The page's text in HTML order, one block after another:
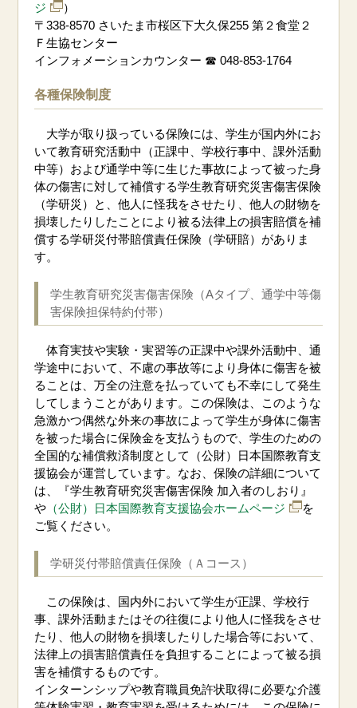
ジ
）
〒338-8570 さいたま市桜区下大久保255 第２食堂２
Ｆ生協センター
インフォメーションカウンター ☎ 048-853-1764
各種保険制度
大学が取り扱っている保険には、学生が国内外にお
いて教育研究活動中（正課中、学校行事中、課外活動
中等）および通学中等に生じた事故によって被った身
体の傷害に対して補償する学生教育研究災害傷害保険
（学研災）と、他人に怪我をさせたり、他人の財物を
損壊したりしたことにより被る法律上の損害賠償を補
償する学研災付帯賠償責任保険（学研賠）がありま
す。
学生教育研究災害傷害保険（Aタイプ、通学中等傷
害保険担保特約付帯）
体育実技や実験・実習等の正課中や課外活動中、通
学途中において、不慮の事故等により身体に傷害を被
ることは、万全の注意を払っていても不幸にして発生
してしまうことがあります。この保険は、このような
急激かつ偶然な外来の事故によって学生が身体に傷害
を被った場合に保険金を支払うもので、学生のための
全国的な補償救済制度として（公財）日本国際教育支
援協会が運営しています。なお、保険の詳細について
は、『学生教育研究災害傷害保険 加入者のしおり』
や （公財）日本国際教育支援協会ホームページ
を
ご覧ください。
学研災付帯賠償責任保険（Ａコース）
この保険は、国内外において学生が正課、学校行
事、課外活動またはその往復により他人に怪我をさせ
たり、他人の財物を損壊したりした場合等において、
法律上の損害賠償責任を負担することによって被る損
害を補償するものです。
インターンシップや教育職員免許状取得に必要な介護